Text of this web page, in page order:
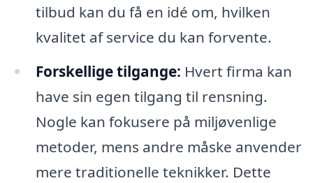
tilbud kan du få en idé om, hvilken
kvalitet af service du kan forvente.
Forskellige tilgange: Hvert firma kan
have sin egen tilgang til rensning.
Nogle kan fokusere på miljøvenlige
metoder, mens andre måske anvender
mere traditionelle teknikker. Dette